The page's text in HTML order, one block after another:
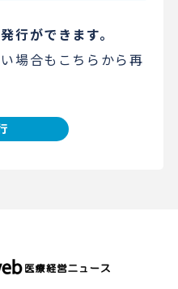
行ができます。
場合もこちらから再